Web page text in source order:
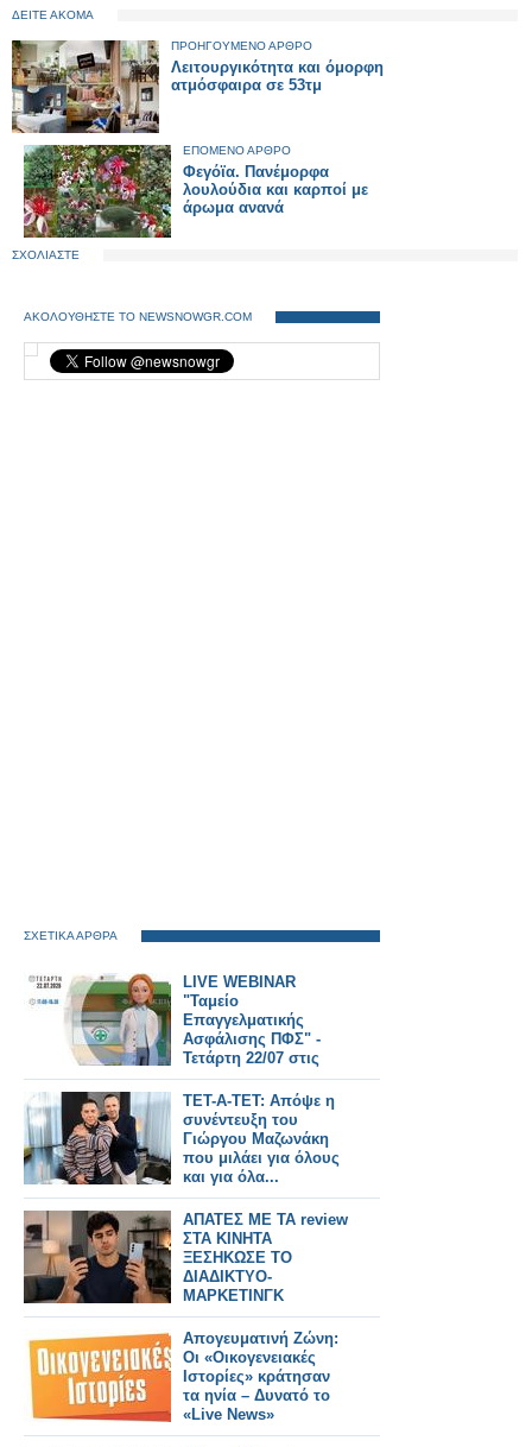
ΔΕΙΤΕ ΑΚΟΜΑ
ΠΡΟΗΓΟΥΜΕΝΟ ΑΡΘΡΟ
Λειτουργικότητα και όμορφη
ατμόσφαιρα σε 53τμ
ΕΠΟΜΕΝΟ ΑΡΘΡΟ
Φεγόϊα. Πανέμορφα
λουλούδια και καρποί με
άρωμα ανανά
ΣΧΟΛΙΑΣΤΕ
ΑΚΟΛΟΥΘΗΣΤΕ ΤΟ NEWSNOWGR.COM
ΣΧΕΤΙΚΑ ΑΡΘΡΑ
LIVE WEBINAR
"Ταμείο
Επαγγελματικής
Ασφάλισης ΠΦΣ" -
Τετάρτη 22/07 στις
17:00
ΤΕΤ-Α-ΤΕΤ: Απόψε η
συνέντευξη του
Γιώργου Μαζωνάκη
που μιλάει για όλους
και για όλα...
ΑΠΑΤΕΣ ΜΕ ΤΑ review
ΣΤΑ ΚΙΝΗΤΑ
ΞΕΣΗΚΩΣΕ ΤΟ
ΔΙΑΔΙΚΤΥΟ-
ΜΑΡΚΕΤΙΝΓΚ
ΓΕΜΑΤΑ ΨΕΜΑΤΑ
Απογευματινή Ζώνη:
Οι «Οικογενειακές
Ιστορίες» κράτησαν
τα ηνία – Δυνατό το
«Live News»